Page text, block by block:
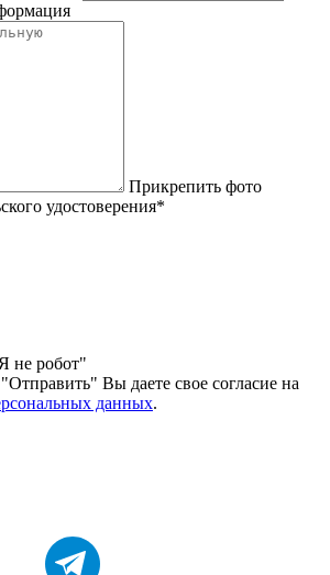
Прикрепить фото
удостоверения*
не робот"
Вы даете свое согласие на
данных.